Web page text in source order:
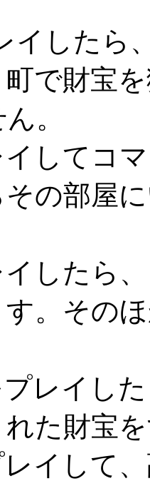
イしたら
で財宝
。
してコ
の部屋
したら
。その
レイし
た財宝
イして